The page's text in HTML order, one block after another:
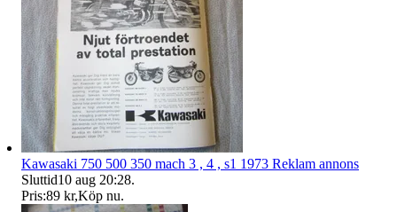
Kawasaki 750 500 350 mach 3 , 4 , s1 1973 Reklam annons
Sluttid10 aug 20:28.
Pris:89 kr,Köp nu.